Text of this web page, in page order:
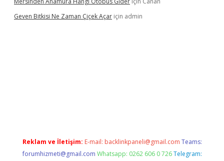
Geven Bitkisi Ne Zaman Çiçek Açar için admin
Reklam ve İletişim: E-mail: backlinkpaneli@gmail.com Teams:
forumhizmeti@gmail.com Whatsapp: 0262 606 0 726 Telegram: